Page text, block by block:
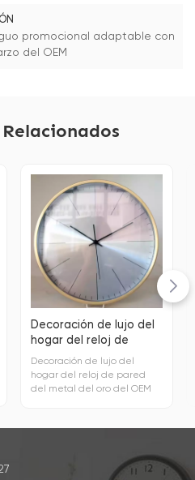
promocional adaptable con
del OEM
Decoración de lujo del
hogar del reloj de
pared del metal del oro
del OEM
Decoración de lujo del
hogar del reloj de pared
del metal del oro del OEM
modelo23185Característica
energíaFunciona con